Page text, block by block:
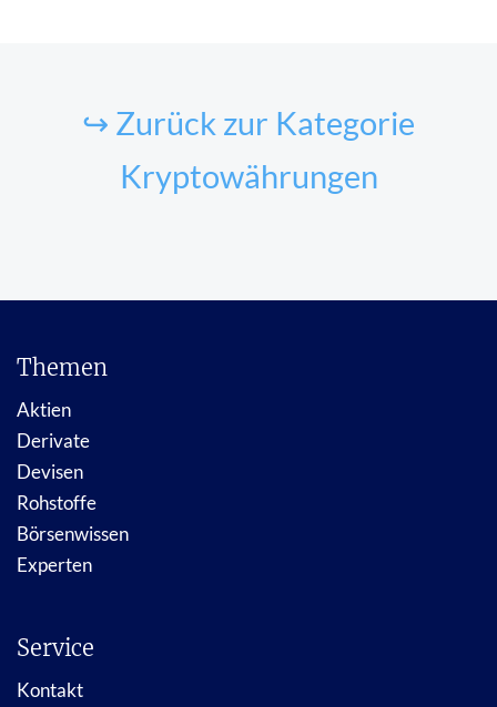
↪ Zurück zur Kategorie
Kryptowährungen
Themen
Aktien
Derivate
Devisen
Rohstoffe
Börsenwissen
Experten
Service
Kontakt